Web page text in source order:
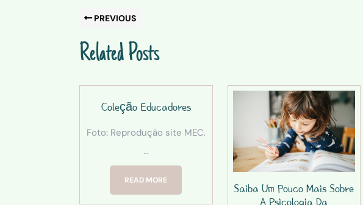
PREVIOUS
Related Posts
Coleção Educadores
Foto: Reprodução site MEC.
...
READ MORE
Saiba Um Pouco Mais Sobre
A Psicologia Da